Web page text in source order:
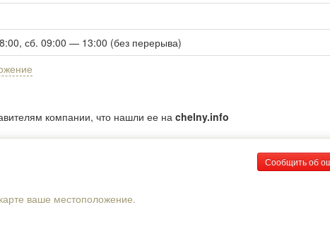
сб. 09:00 — 13:00 (без перерыва)
компании, что нашли ее на chelny.info
Сообщить об
ваше местоположение.